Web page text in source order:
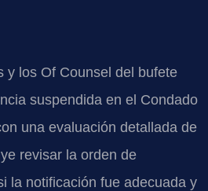
y los Of Counsel del bufete
suspendida en el Condado
una evaluación detallada de
revisar la orden de
la notificación fue adecuada y